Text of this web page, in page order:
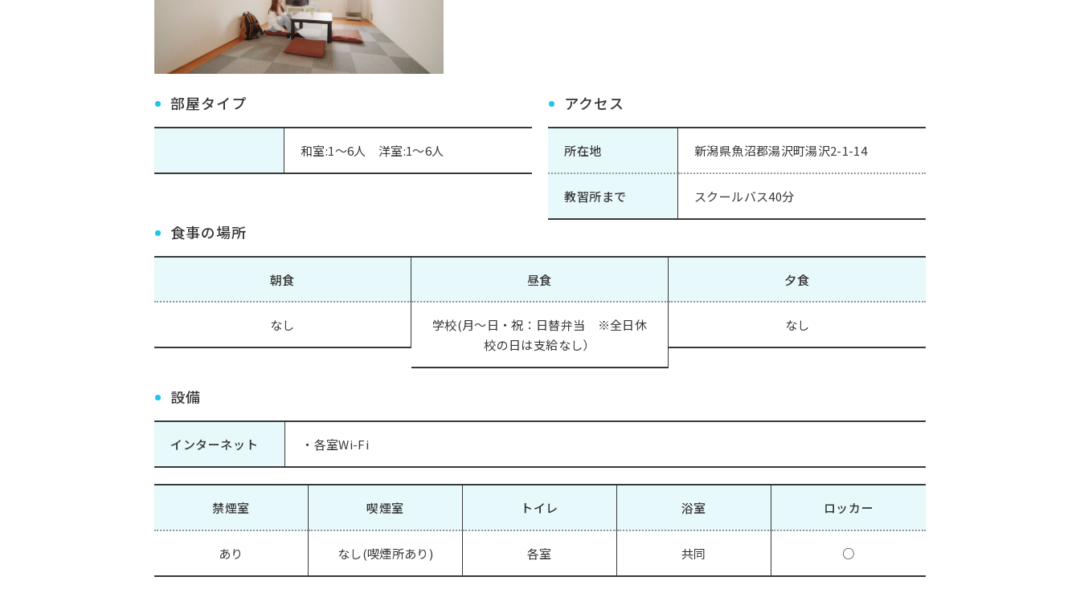
部屋タイプ
和室:1～6人 洋室:1～6人
アクセス
所在地 新潟県魚沼郡湯沢町湯沢2-1-14
教習所まで スクールバス40分
食事の場所
朝食
なし
昼食
学校(月～日・祝：日替弁当 ※全日休
校の日は支給なし）
夕食
なし
設備
インターネット ・各室Wi-Fi
禁煙室
あり
喫煙室
なし(喫煙所あり)
トイレ
各室
浴室
共同
ロッカー
○